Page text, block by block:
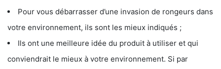
Pour vous débarrasser d’une invasion de rongeurs dans
votre environnement, ils sont les mieux indiqués ;
Ils ont une meilleure idée du produit à utiliser et qui
conviendrait le mieux à votre environnement. Si par